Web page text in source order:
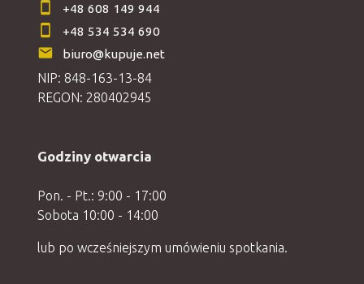
+48 608 149 944
+48 534 534 690
biuro@kupuje.net
NIP: 848-163-13-84
REGON: 280402945
Godziny otwarcia
Pon. - Pt.: 9:00 - 17:00
Sobota 10:00 - 14:00
lub po wcześniejszym umówieniu spotkania.